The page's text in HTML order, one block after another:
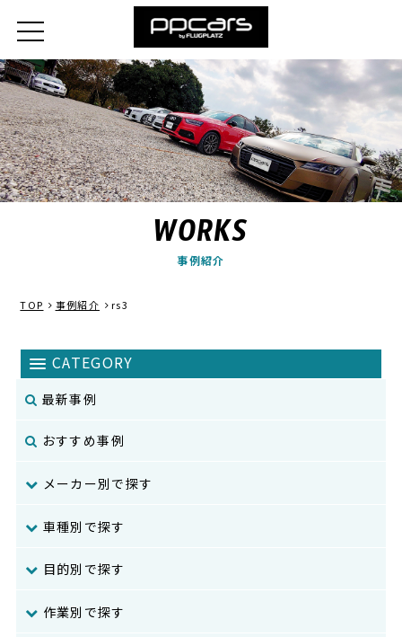
WORKS
事例紹介
TOP 事例紹介 rs3
最新事例
おすすめ事例
メーカー別で探す
車種別で探す
目的別で探す
作業別で探す